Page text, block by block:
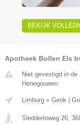
BEKIJK
Apotheek Bollen Els
Niet gevestigd in
Henegouwen.
Limburg » Genk |
Sledderloweg 26